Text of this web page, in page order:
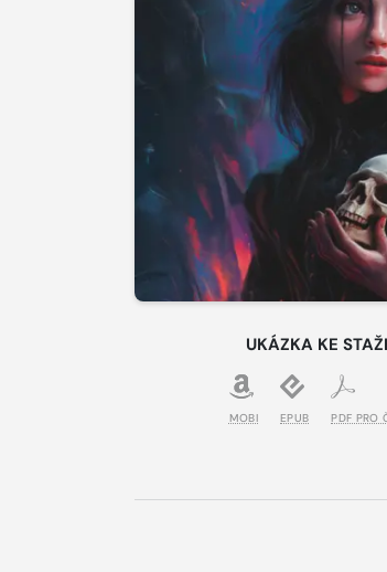
UKÁZKA KE
MOBI EPUB PDF PRO